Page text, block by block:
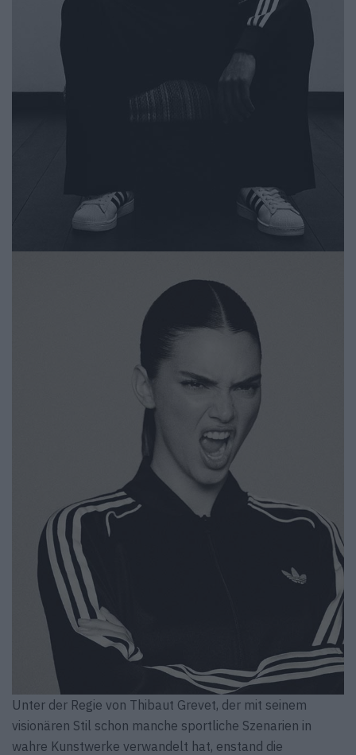
Unter der Regie von Thibaut Grevet, der mit seinem
visionären Stil schon manche sportliche Szenarien in
wahre Kunstwerke verwandelt hat, enstand die